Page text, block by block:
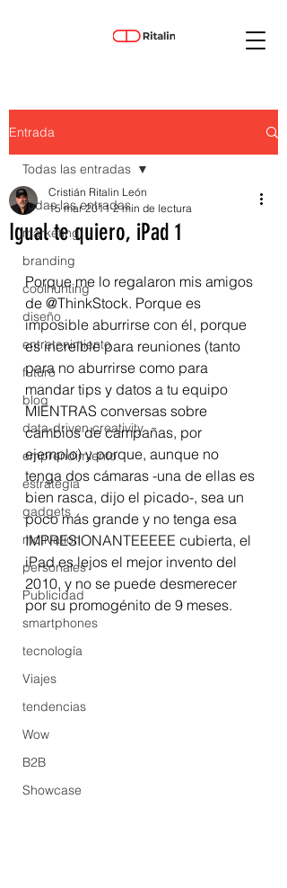
Entrada
Todas las entradas
marketing
branding
coolhunting
diseño
entretenimiento
futuro
blog
data-driven creativity
emprendimiento
estrategia
gadgets
motivation
personales
Publicidad
smartphones
tecnología
Viajes
tendencias
Wow
B2B
Showcase
Todas las entradas
Igual te quiero, iPad 1
Cristián Ritalin León
15 mar 2011 2 min de lectura
Porque me lo regalaron mis amigos
de @ThinkStock. Porque es
imposible aburrirse con él, porque
es increíble para reuniones (tanto
para no aburrirse como para
mandar tips y datos a tu equipo
MIENTRAS conversas sobre
cambios de campañas, por
ejemplo) y porque, aunque no
tenga dos cámaras -una de ellas es
bien rasca, dijo el picado-, sea un
poco más grande y no tenga esa
IMPRESIONANTEEEEE cubierta, el
iPad es lejos el mejor invento del
2010, y no se puede desmerecer
por su promogénito de 9 meses.